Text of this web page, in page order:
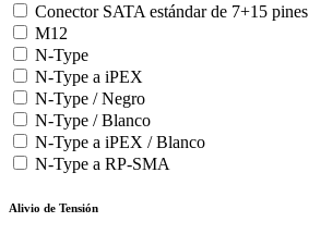
Conector SATA estándar de 7+15 pines
M12
N-Type
N-Type a iPEX
N-Type / Negro
N-Type / Blanco
N-Type a iPEX / Blanco
N-Type a RP-SMA
Alivio de Tensión